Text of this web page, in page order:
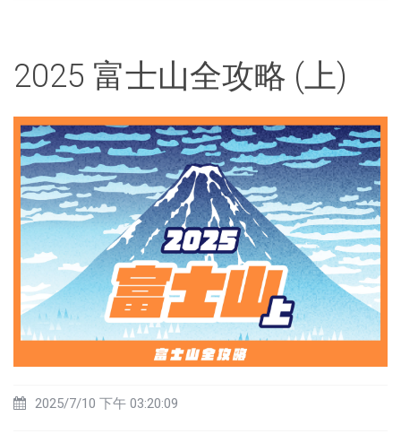
2025 富士山全攻略 (上)
2025/7/10 下午 03:20:09